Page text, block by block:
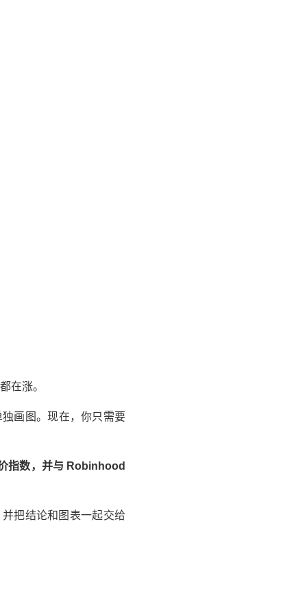
在涨。
画图。现在，你只需要
指数，并与 Robinhood
把结论和图表一起交给